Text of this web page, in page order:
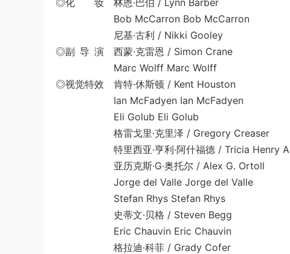
◎化 妆 林恩·巴伯 / Lynn Barber
Bob McCarron Bob McCarron
尼基·古利 / Nikki Gooley
◎副 导 演 西蒙·克雷恩 / Simon Crane
Marc Wolff Marc Wolff
◎视觉特效 肯特·休斯顿 / Kent Houston
Ian McFadyen Ian McFadyen
Eli Golub Eli Golub
格雷戈里·克里泽 / Gregory Creaser
特里西亚·亨利·阿什福德 / Tricia Henry
亚历克斯·G·奥托尔 / Alex G. Ortoll
Jorge del Valle Jorge del Valle
Stefan Rhys Stefan Rhys
史蒂文·贝格 / Steven Begg
Eric Chauvin Eric Chauvin
格拉迪·科菲 / Grady Cofer